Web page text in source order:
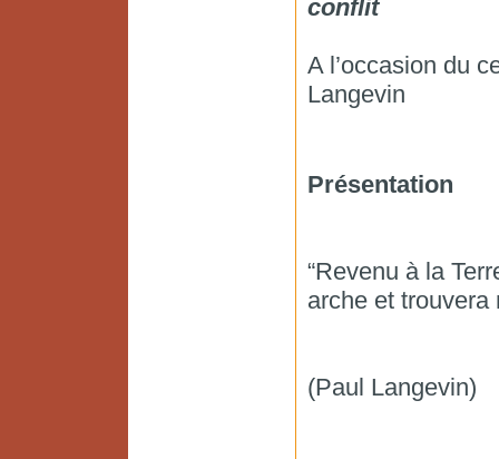
conflit
A l’occasion du
Langevin
Présentation
“Revenu à la
arche et
(Paul Langevin)